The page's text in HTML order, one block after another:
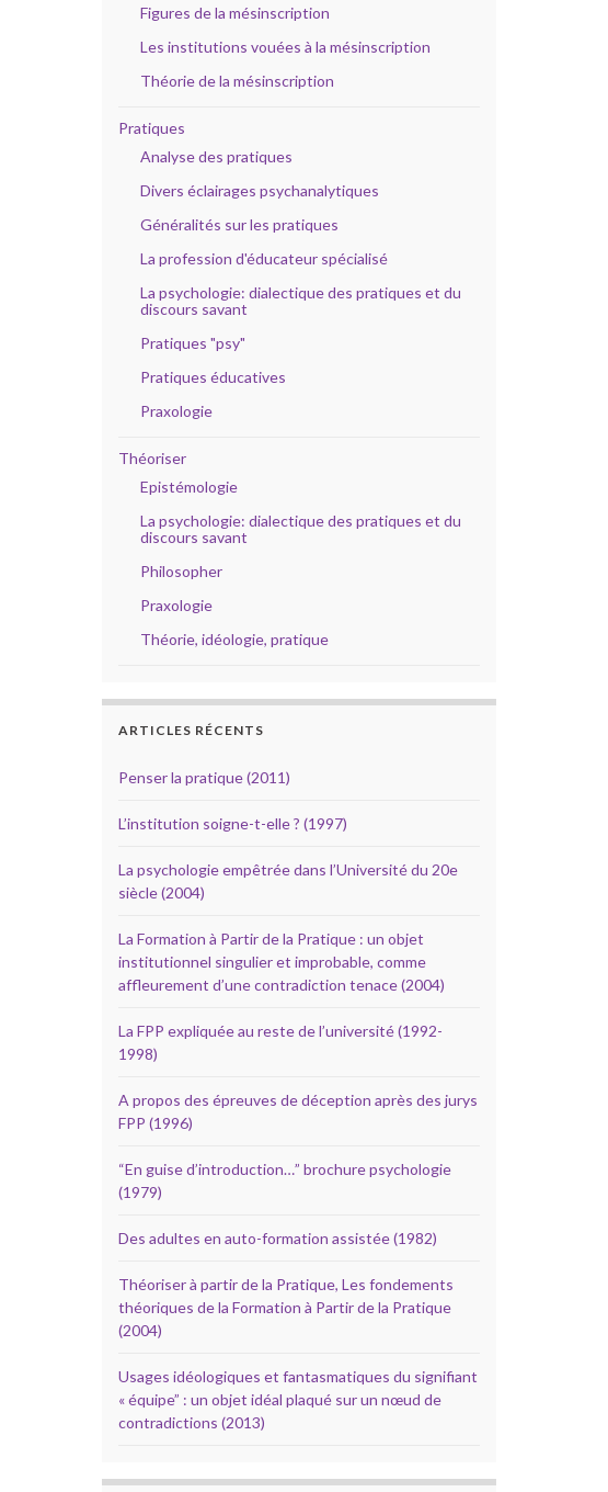
Figures de la mésinscription
Les institutions vouées à la mésinscription
Théorie de la mésinscription
Pratiques
Analyse des pratiques
Divers éclairages psychanalytiques
Généralités sur les pratiques
La profession d'éducateur spécialisé
La psychologie: dialectique des pratiques et du
discours savant
Pratiques "psy"
Pratiques éducatives
Praxologie
Théoriser
Epistémologie
La psychologie: dialectique des pratiques et du
discours savant
Philosopher
Praxologie
Théorie, idéologie, pratique
ARTICLES RÉCENTS
Penser la pratique (2011)
L’institution soigne-t-elle ? (1997)
La psychologie empêtrée dans l’Université du 20e
siècle (2004)
La Formation à Partir de la Pratique : un objet
institutionnel singulier et improbable, comme
affleurement d’une contradiction tenace (2004)
La FPP expliquée au reste de l’université (1992-
1998)
A propos des épreuves de déception après des jurys
FPP (1996)
“En guise d’introduction…” brochure psychologie
(1979)
Des adultes en auto-formation assistée (1982)
Théoriser à partir de la Pratique, Les fondements
théoriques de la Formation à Partir de la Pratique
(2004)
Usages idéologiques et fantasmatiques du signifiant
« équipe” : un objet idéal plaqué sur un nœud de
contradictions (2013)